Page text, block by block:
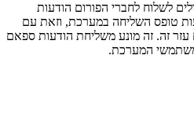
לשלוח לחברי הפורום הודעות
טופס השליחה במערכת, וזאת עם
זה. זה מונע משליחת הודעות ספאם
המערכת.